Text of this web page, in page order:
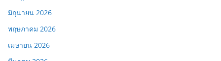
มิถุนายน 2026
พฤษภาคม 2026
เมษายน 2026